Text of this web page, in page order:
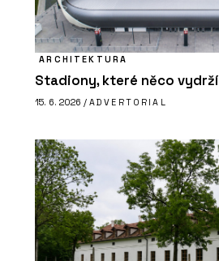
ARCHITEKTURA
Stadiony, které něco vydrží
15. 6. 2026 / ADVERTORIAL